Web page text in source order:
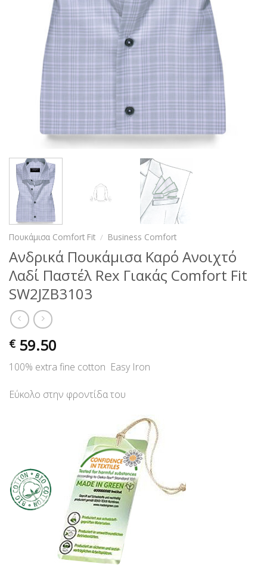
Πουκάμισα Comfort Fit / Business Comfort
Ανδρικά Πουκάμισα Καρό Ανοιχτό
Λαδί Παστέλ Rex Γιακάς Comfort Fit
SW2JZB3103
€ 59.50
100% extra fine cotton Easy Iron
Εύκολο στην φροντίδα του